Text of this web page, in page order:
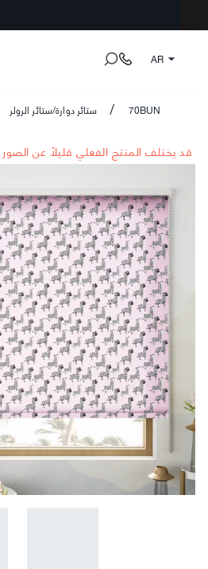
AR
ستائر دوارة/ستائر الرولر / 70BUN
*قد يختلف المنتج الفعلي قليلاً عن